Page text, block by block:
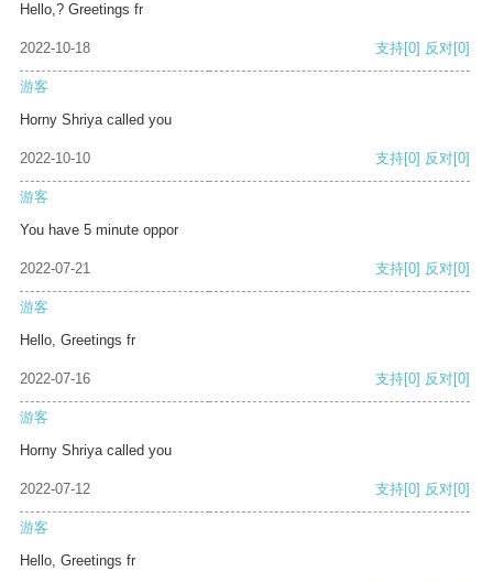
Hello,? Greetings fr
2022-10-18 支持[0] 反对[0]
游客
Horny Shriya called you
2022-10-10 支持[0] 反对[0]
游客
You have 5 minute oppor
2022-07-21 支持[0] 反对[0]
游客
Hello, Greetings fr
2022-07-16 支持[0] 反对[0]
游客
Horny Shriya called you
2022-07-12 支持[0] 反对[0]
游客
Hello, Greetings fr